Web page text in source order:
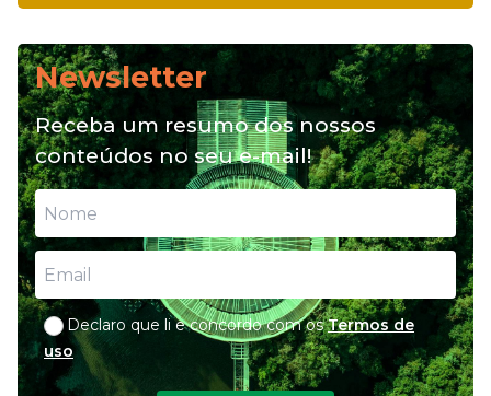
4
Alimentação natural e mix
feeding: conheça essas opções
para nutrição do seu pet
Newsletter
Receba um resumo dos nossos
conteúdos no seu e-mail!
Declaro que li e concordo com os Termos de
uso